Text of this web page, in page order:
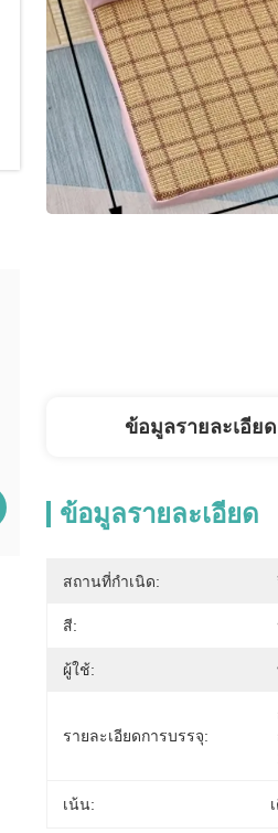
ข้อมูลรายละเอียด
ข้อมูลรายละเอียด
สถานที่กำเนิด:
สี:
ผู้ใช้:
รายละเอียดการบรรจุ:
เน้น: